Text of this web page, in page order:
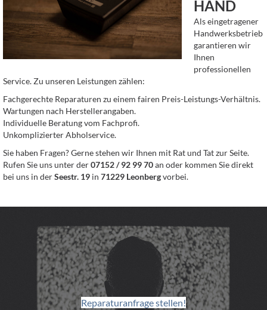
HAND
Als eingetragener
Handwerksbetrieb
garantieren wir
Ihnen
professionellen
Service. Zu unseren Leistungen zählen:
Fachgerechte Reparaturen zu einem fairen Preis-Leistungs-Verhältnis.
Wartungen nach Herstellerangaben.
Individuelle Beratung vom Fachprofi.
Unkomplizierter Abholservice.
Sie haben Fragen? Gerne stehen wir Ihnen mit Rat und Tat zur Seite.
Rufen Sie uns unter der07152 / 92 99 70an oder kommen Sie direkt
bei uns in derSeestr. 19 in 71229 Leonbergvorbei.
Reparaturanfrage stellen!